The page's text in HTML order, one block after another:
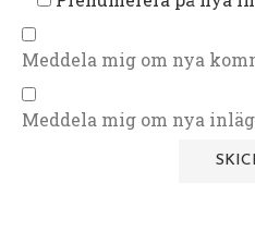
Meddela mig om nya
Meddela mig om nya